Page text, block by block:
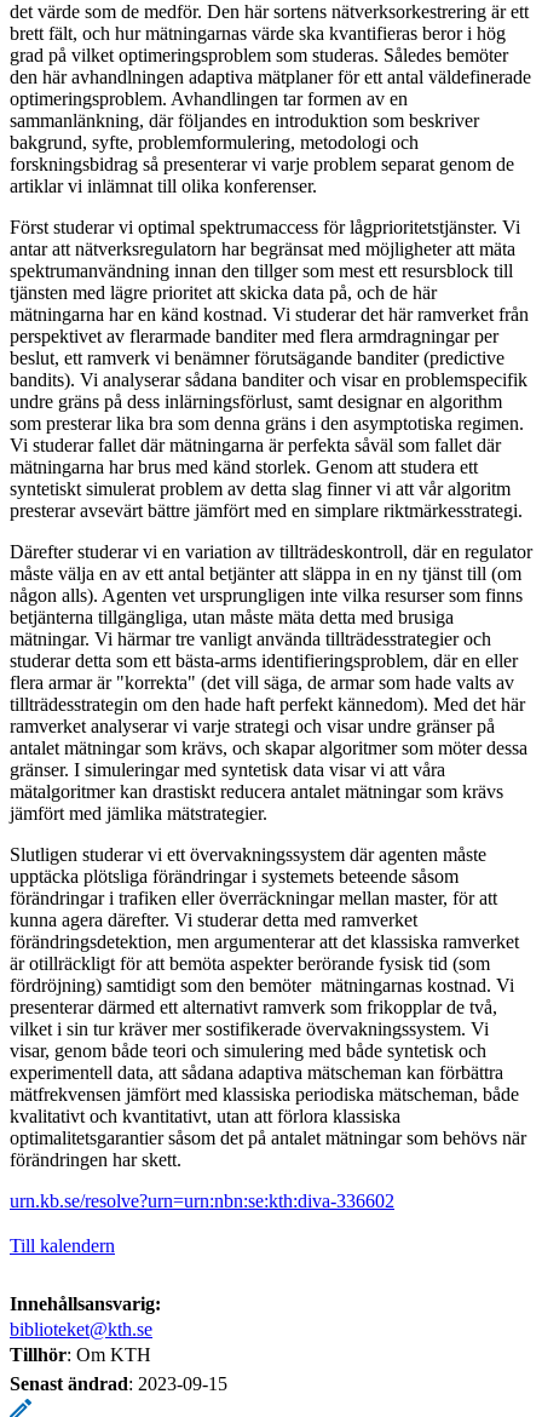
det värde som de medför. Den här sortens nätverksorkestrering är ett
brett fält, och hur mätningarnas värde ska kvantifieras beror i hög
grad på vilket optimeringsproblem som studeras. Således bemöter
den här avhandlningen adaptiva mätplaner för ett antal väldefinerade
optimeringsproblem. Avhandlingen tar formen av en
sammanlänkning, där följandes en introduktion som beskriver
bakgrund, syfte, problemformulering, metodologi och
forskningsbidrag så presenterar vi varje problem separat genom de
artiklar vi inlämnat till olika konferenser.
Först studerar vi optimal spektrumaccess för lågprioritetstjänster. Vi
antar att nätverksregulatorn har begränsat med möjligheter att mäta
spektrumanvändning innan den tillger som mest ett resursblock till
tjänsten med lägre prioritet att skicka data på, och de här
mätningarna har en känd kostnad. Vi studerar det här ramverket från
perspektivet av flerarmade banditer med flera armdragningar per
beslut, ett ramverk vi benämner förutsägande banditer (predictive
bandits). Vi analyserar sådana banditer och visar en problemspecifik
undre gräns på dess inlärningsförlust, samt designar en algorithm
som presterar lika bra som denna gräns i den asymptotiska regimen.
Vi studerar fallet där mätningarna är perfekta såväl som fallet där
mätningarna har brus med känd storlek. Genom att studera ett
syntetiskt simulerat problem av detta slag finner vi att vår algoritm
presterar avsevärt bättre jämfört med en simplare riktmärkesstrategi.
Därefter studerar vi en variation av tillträdeskontroll, där en regulator
måste välja en av ett antal betjänter att släppa in en ny tjänst till (om
någon alls). Agenten vet ursprungligen inte vilka resurser som finns
betjänterna tillgängliga, utan måste mäta detta med brusiga
mätningar. Vi härmar tre vanligt använda tillträdesstrategier och
studerar detta som ett bästa-arms identifieringsproblem, där en eller
flera armar är "korrekta" (det vill säga, de armar som hade valts av
tillträdesstrategin om den hade haft perfekt kännedom). Med det här
ramverket analyserar vi varje strategi och visar undre gränser på
antalet mätningar som krävs, och skapar algoritmer som möter dessa
gränser. I simuleringar med syntetisk data visar vi att våra
mätalgoritmer kan drastiskt reducera antalet mätningar som krävs
jämfört med jämlika mätstrategier.
Slutligen studerar vi ett övervakningssystem där agenten måste
upptäcka plötsliga förändringar i systemets beteende såsom
förändringar i trafiken eller överräckningar mellan master, för att
kunna agera därefter. Vi studerar detta med ramverket
förändringsdetektion, men argumenterar att det klassiska ramverket
är otillräckligt för att bemöta aspekter berörande fysisk tid (som
fördröjning) samtidigt som den bemöter mätningarnas kostnad. Vi
presenterar därmed ett alternativt ramverk som frikopplar de två,
vilket i sin tur kräver mer sostifikerade övervakningssystem. Vi
visar, genom både teori och simulering med både syntetisk och
experimentell data, att sådana adaptiva mätscheman kan förbättra
mätfrekvensen jämfört med klassiska periodiska mätscheman, både
kvalitativt och kvantitativt, utan att förlora klassiska
optimalitetsgarantier såsom det på antalet mätningar som behövs när
förändringen har skett.
urn.kb.se/resolve?urn=urn:nbn:se:kth:diva-336602
Till kalendern
Innehållsansvarig:
biblioteket@kth.se
Tillhör: Om KTH
Senast ändrad: 2023-09-15